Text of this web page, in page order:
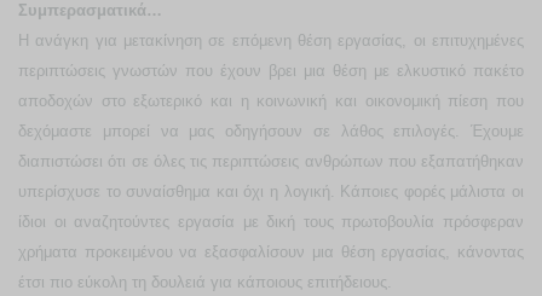
Συμπερασματικά…
Η ανάγκη για μετακίνηση σε επόμενη θέση εργασίας, οι επιτυχημένες
περιπτώσεις γνωστών που έχουν βρει μια θέση με ελκυστικό πακέτο
αποδοχών στο εξωτερικό και η κοινωνική και οικονομική πίεση που
δεχόμαστε μπορεί να μας οδηγήσουν σε λάθος επιλογές. Έχουμε
διαπιστώσει ότι σε όλες τις περιπτώσεις ανθρώπων που εξαπατήθηκαν
υπερίσχυσε το συναίσθημα και όχι η λογική. Κάποιες φορές μάλιστα οι
ίδιοι οι αναζητούντες εργασία με δική τους πρωτοβουλία πρόσφεραν
χρήματα προκειμένου να εξασφαλίσουν μια θέση εργασίας, κάνοντας
έτσι πιο εύκολη τη δουλειά για κάποιους επιτήδειους.